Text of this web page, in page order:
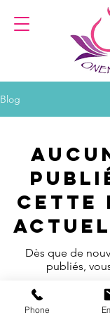
Blog
cette
Dès que de
publiés,
Phone